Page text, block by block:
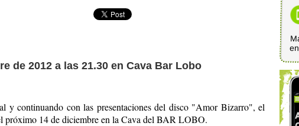
de 2012 a las 21.30 en Cava Bar Lobo
y continuando con las presentaciones del disco "Amor Bizarro", el
próximo 14 de diciembre en la Cava del BAR LOBO.
en